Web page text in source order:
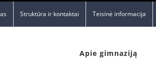
Struktūra ir kontaktai Teisinė informacija
Apie gimnaziją